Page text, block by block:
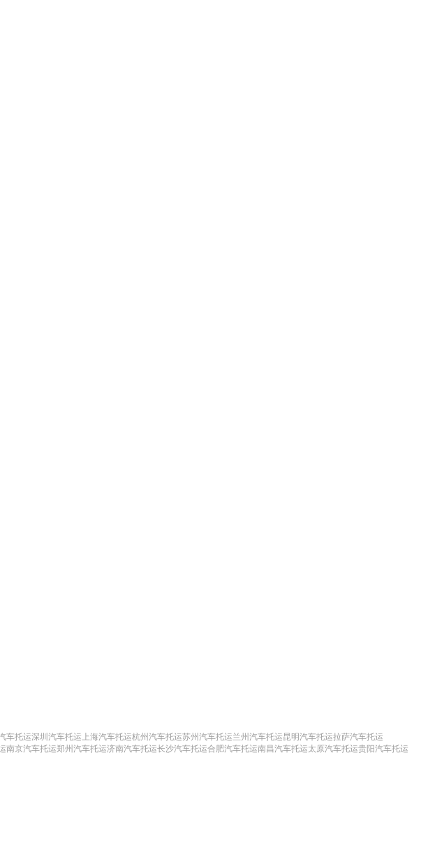
车托运深圳汽车托运 上海汽车托运杭州汽车托运苏州汽车托运兰州汽车托运昆明汽车托运拉萨汽车托运
南京汽车托运郑州汽车托运济南汽车托运长沙汽车托运合肥汽车托运南昌汽车托运太原汽车托运贵阳汽车托运